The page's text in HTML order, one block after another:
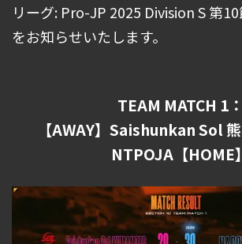
リーグ: Pro-JP 2025 Division S 第
をお知らせいたします。
TEAM MATCH 1：
【AWAY】Saishunkan Sol
NTPOJA【HOME】